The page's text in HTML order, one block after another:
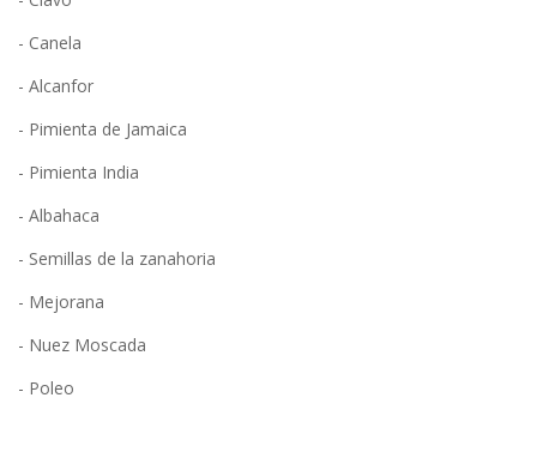
- Canela
- Alcanfor
- Pimienta de Jamaica
- Pimienta India
- Albahaca
- Semillas de la zanahoria
- Mejorana
- Nuez Moscada
- Poleo